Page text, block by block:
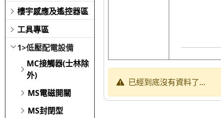
樓宇感應及遙控器區
工具專區
1>低壓配電設備
MC接觸器(士林除
外)
MS電磁開關
MS封閉型
已經到底沒有資料了...